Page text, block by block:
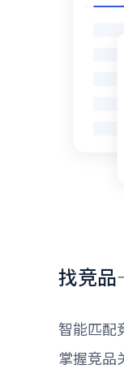
找竞
智能匹配
掌握竞品